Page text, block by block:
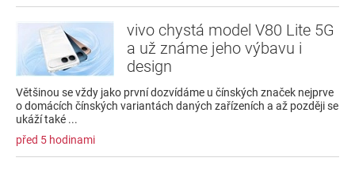
vivo chystá model V80 Lite 5G
a už známe jeho výbavu i
design
Většinou se vždy jako první dozvídáme u čínských značek nejprve
o domácích čínských variantách daných zařízeních a až později se
ukáží také ...
před 5 hodinami